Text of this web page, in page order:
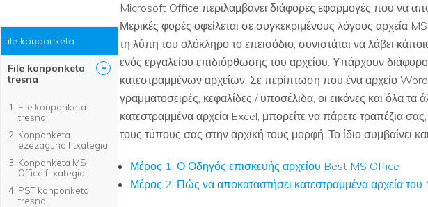
Microsoft Office περιλαμβάνει διάφορες εφαρμογές που να
Μερικές φορές οφείλεται σε συγκεκριμένους λόγους αρχεία
τη λύπη του ολόκληρο το επεισόδιο, συνιστάται να λάβει
ενός εργαλείου επιδιόρθωσης του αρχείου. Υπάρχουν
κατεστραμμένων αρχείων. Σε περίπτωση που ένα αρχείο
γραμματοσειρές, κεφαλίδες / υποσέλιδα, οι εικόνες και όλα
κατεστραμμένα αρχεία Excel, μπορείτε να πάρετε τραπέζια
τους τύπους σας στην αρχική τους μορφή. Το ίδιο συμβαίνει
Μέρος 1: Ο Οδηγός επισκευής αρχείου Best MS Office
Μέρος 2: Πώς να αποκαταστήσει κατεστραμμένα αρχεία
file konponketa
File konponketa
tresna
-
File konponketa
tresna
Konponketa
ezezaguna fitxategia
Konponketa MS
Office fitxategia
PST konponketa
tresna